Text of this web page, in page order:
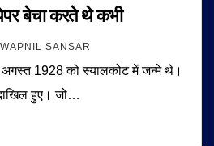
बेचा करते थे कभी
SANSAR
1928 को स्यालकोट में जन्मे थे।
हुए। जो…